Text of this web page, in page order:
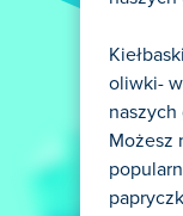
oliwki-
naszych
Możesz